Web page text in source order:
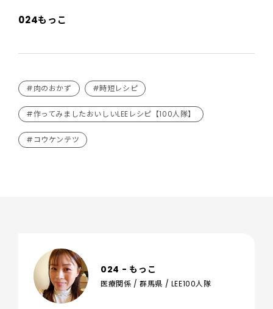
024もっこ
#肉のおかず #時短レシピ
#作ってみましたおいしいLEEレシピ【100人隊】
#コウケンテツ
024 - もっこ
医療関係 / 群馬県 / LEE100人隊